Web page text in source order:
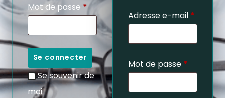
Mot de passe *
Se connecter
Se souvenir de
moi
Adresse e-mail *
Mot de passe *